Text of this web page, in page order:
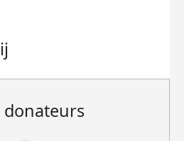
donateurs